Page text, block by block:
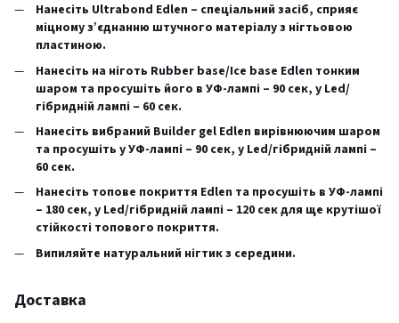
Нанесіть Ultrabond Edlen – спеціальний засіб, сприяє
міцному з’єднанню штучного матеріалу з нігтьовою
пластиною.
Нанесіть на ніготь Rubber base/Ice base Edlen тонким
шаром та просушіть його в УФ-лампі – 90 сек, у Led/
гібридній лампі – 60 сек.
Нанесіть вибраний Builder gel Edlen вирівнюючим шаром
та просушіть у УФ-лампі – 90 сек, у Led/гібридній лампі –
60 сек.
Нанесіть топове покриття Edlen та просушіть в УФ-лампі
– 180 сек, у Led/гібридній лампі – 120 сек для ще крутішої
стійкості топового покриття.
Випиляйте натуральний нігтик з середини.
Доставка